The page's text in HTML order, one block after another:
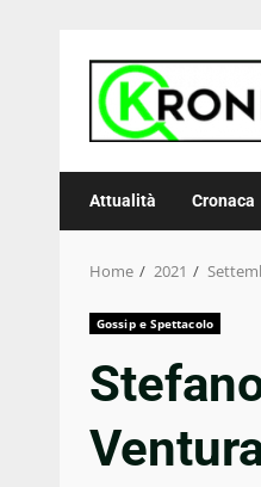
content
Attualità Cronaca
Home 2021
Gossip e Spettacolo